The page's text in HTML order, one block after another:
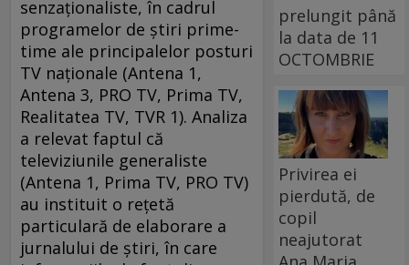
senzaţionaliste, în cadrul
programelor de ştiri prime-
time ale principalelor posturi
TV naţionale (Antena 1,
Antena 3, PRO TV, Prima TV,
Realitatea TV, TVR 1). Analiza
a relevat faptul că
televiziunile generaliste
(Antena 1, Prima TV, PRO TV)
au instituit o reţetă
particulară de elaborare a
jurnalului de ştiri, în care
prelungit până
la data de 11
OCTOMBRIE
Privirea ei
pierdută, de
copil
neajutorat